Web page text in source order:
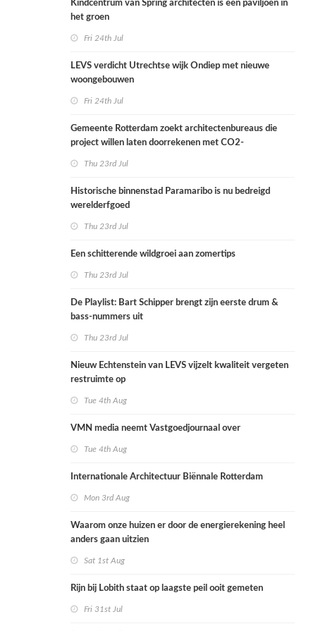
Kindcentrum van Spring architecten is een paviljoen in
het groen
Fri 24th Jul
LEVS verdicht Utrechtse wijk Ondiep met nieuwe
woongebouwen
Fri 24th Jul
Gemeente Rotterdam zoekt architectenbureaus die
project willen laten doorrekenen met CO2-
Thu 23rd Jul
Historische binnenstad Paramaribo is nu bedreigd
werelderfgoed
Thu 23rd Jul
Een schitterende wildgroei aan zomertips
Thu 23rd Jul
De Playlist: Bart Schipper brengt zijn eerste drum &
bass-nummers uit
Thu 23rd Jul
Nieuw Echtenstein van LEVS vijzelt kwaliteit vergeten
restruimte op
Tue 4th Aug
VMN media neemt Vastgoedjournaal over
Tue 4th Aug
Internationale Architectuur Biënnale Rotterdam
Mon 3rd Aug
Waarom onze huizen er door de energierekening heel
anders gaan uitzien
Sat 1st Aug
Rijn bij Lobith staat op laagste peil ooit gemeten
Fri 31st Jul